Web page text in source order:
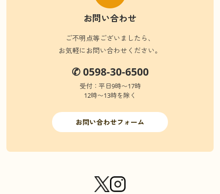
お問い合わせ
ご不明点等ございましたら、
お気軽にお問い合わせください。
✆ 0598-30-6500
受付：平日9時〜17時
12時〜13時を除く
お問い合わせフォーム